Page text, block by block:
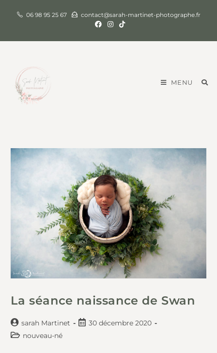
06 98 95 25 67 contact@sarah-martinet-photographe.fr
MENU
La séance naissance de Swan
sarah Martinet
30 décembre 2020
nouveau-né